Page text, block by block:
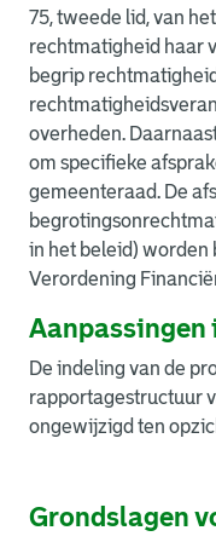
75, tweede lid, van
rechtmatigheid haar
begrip
overheden.
om specifieke
gemeenteraad. De
in het beleid) worden
Verordening
Aanpassingen
De indeling van de
rapportagestructuur
ongewijzigd ten
Grondslagen